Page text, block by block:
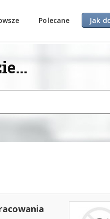
Polecane Jak